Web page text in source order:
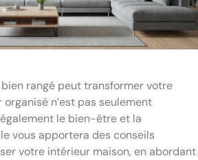
rangé peut transformer votre
n’est pas seulement
le bien-être et la
vous apportera des conseils
votre intérieur maison, en abordant